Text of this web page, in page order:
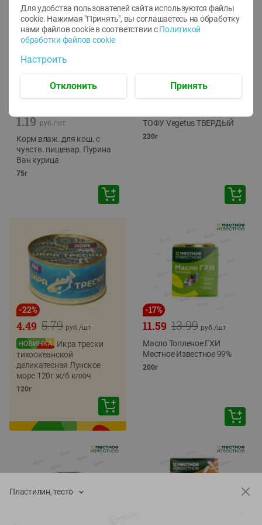
1.19 руб./шт
Корм влаж. для кош. с
чувств. пищевар. Пурина
Ван курица
75г
ТОФУ Vegetus ТВЕРДЫЙ
230г
-22%
5.79
4.49 руб./шт
Икра трески
тихоокеанской
деликатесная Лунское
море 120г ж/б ключ
120г
-17%
13.99
11.59 руб./шт
Масло Топленое ГХИ
Местное Известное 99%
200г
Пластилин, тесто
Для удобства пользователей сайта используются файлы
cookie. Нажимая "Принять", вы соглашаетесь на обработку
нами файлов cookie в соответствии с Политикой
обработки файлов cookie
Настроить
Отклонить Принять